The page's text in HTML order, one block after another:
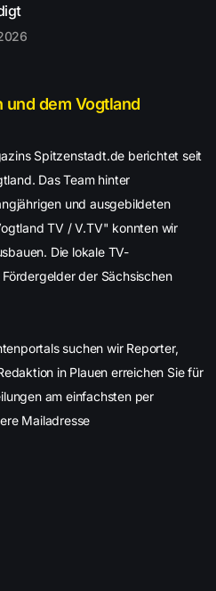
und dem Vogtland
Spitzenstadt.de berichtet seit
Das Team hinter
und ausgebildeten
TV / V.TV" konnten wir
Die lokale TV-
der Sächsischen
suchen wir Reporter,
in Plauen erreichen Sie für
am einfachsten per
Mailadresse